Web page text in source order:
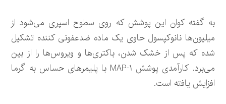
به گفته کوان این پوشش که روی سطوح اسپری می‌شود از
میلیون‌ها نانوکپسول حاوی یک ماده ضدعفونی کننده تشکیل
شده که پس از خشک شدن، باکتری‌ها و ویروس‌ها را از بین
می‌برد. کارآمدی پوشش MAP-۱ با پلیمرهای حساس به گرما
افزایش یافته است.